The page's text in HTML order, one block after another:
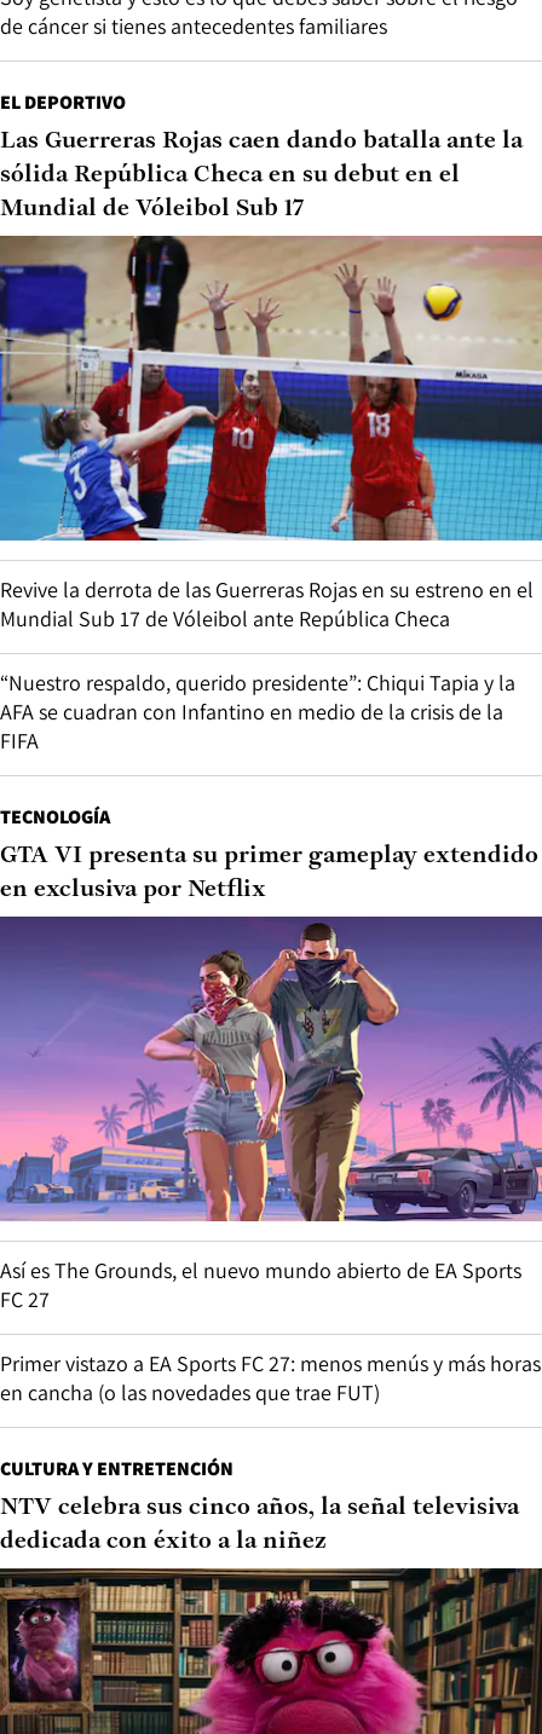
de cáncer si tienes antecedentes familiares
EL DEPORTIVO
Las Guerreras Rojas caen dando batalla ante la
sólida República Checa en su debut en el
Mundial de Vóleibol Sub 17
Revive la derrota de las Guerreras Rojas en su estreno en el
Mundial Sub 17 de Vóleibol ante República Checa
“Nuestro respaldo, querido presidente”: Chiqui Tapia y la
AFA se cuadran con Infantino en medio de la crisis de la
FIFA
TECNOLOGÍA
GTA VI presenta su primer gameplay extendido
en exclusiva por Netflix
Así es The Grounds, el nuevo mundo abierto de EA Sports
FC 27
Primer vistazo a EA Sports FC 27: menos menús y más horas
en cancha (o las novedades que trae FUT)
CULTURA Y ENTRETENCIÓN
NTV celebra sus cinco años, la señal televisiva
dedicada con éxito a la niñez